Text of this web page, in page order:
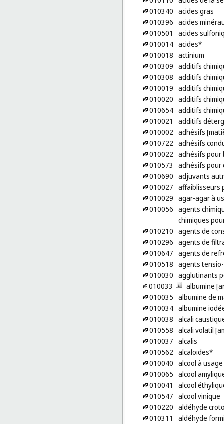
010340 acides gras
010396 acides
010501
acides
010014 acides*
010018 actinium
010309 additifs
010308 additifs
010019 additifs
010020 additifs
010654 additifs
010021
additifs
010002 adhésifs
010722 adhésifs
010022 adhésifs pour
010573
adhésifs pour
010690 adjuvants
010027 affaiblisseurs
010029 agar-agar à
010056 agents
chimiques
010210 agents de
010296 agents de
010647 agents de
010518 agents
010030 agglutinants
010033
albumine
010035 albumine de
010034 albumine
010038 alcali
010558 alcali volatil
010037 alcalis
010562 alcaloïdes*
010040 alcool à
010065 alcool
010041
alcool
010547 alcool vinique
010220 aldéhyde
010311
aldéhyde